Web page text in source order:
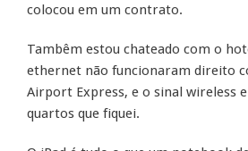
colocou em um contrato.
Tambêm estou chateado com o
ethernet não funcionaram direito
Airport Express, e o sinal wireless
quartos que fiquei.